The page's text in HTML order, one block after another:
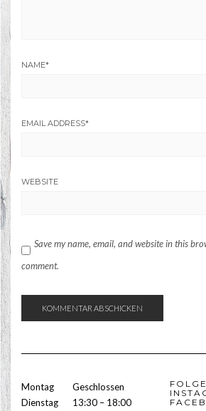
NAME*
EMAIL ADDRESS*
WEBSITE
Save my name, email, and website in this
comment.
Montag
Geschlossen
Dienstag
13:30 – 18:00